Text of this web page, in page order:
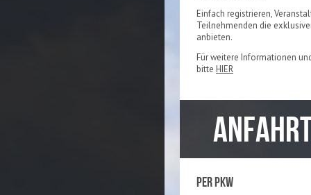
Einfach registrieren,
Teilnehmenden die
anbieten.
Für weitere Informationen
bitte HIER
PER PKW